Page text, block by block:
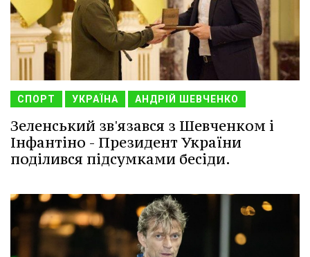
СПОРТ УКРАЇНА АНДРІЙ ШЕВЧЕНКО
Зеленський зв'язався з Шевченком і
Інфантіно - Президент України
поділився підсумками бесіди.